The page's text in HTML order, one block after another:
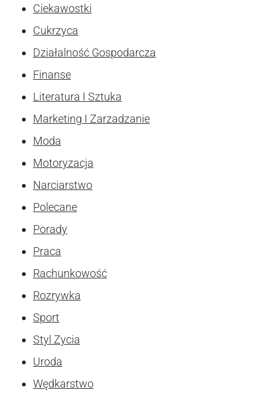
Ciekawostki
Cukrzyca
Działalność Gospodarcza
Finanse
Literatura I Sztuka
Marketing I Zarzadzanie
Moda
Motoryzacja
Narciarstwo
Polecane
Porady
Praca
Rachunkowość
Rozrywka
Sport
Styl Zycia
Uroda
Wędkarstwo